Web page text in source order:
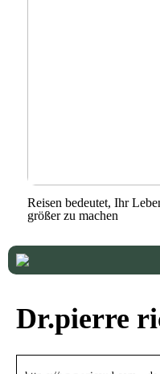
Reisen bedeutet, Ihr
größer zu machen
Dr.pierre